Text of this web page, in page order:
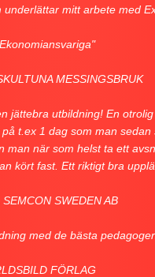
mitt arbete med
MESSINGSBRUK
jättebra utbildning! En
t.ex 1 dag som man sedan
man när som helst ta ett
kört fast. Ett riktigt bra
SEMCON SWEDEN AB
med de bästa
FÖRLAG